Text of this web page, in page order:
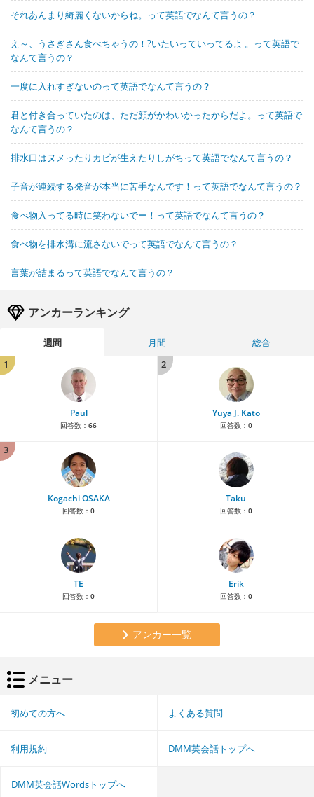
それあんまり綺麗くないからね。って英語でなんて言うの？
え～、うさぎさん食べちゃうの！?いたいっていってるよ 。って英語で
なんて言うの？
一度に入れすぎないのって英語でなんて言うの？
君と付き合っていたのは、ただ顔がかわいかったからだよ。って英語で
なんて言うの？
排水口はヌメったりカビが生えたりしがちって英語でなんて言うの？
子音が連続する発音が本当に苦手なんです！って英語でなんて言うの？
食べ物入ってる時に笑わないでー！って英語でなんて言うの？
食べ物を排水溝に流さないでって英語でなんて言うの？
言葉が詰まるって英語でなんて言うの？
アンカーランキング
週間 月間
総合
1
Paul
回答数： 66
2
Yuya J. Kato
回答数： 0
3
Kogachi OSAKA
回答数： 0
Taku
回答数： 0
TE
回答数： 0
Erik
回答数： 0
アンカー一覧
メニュー
初めての方へ よくある質問
利用規約 DMM英会話トップへ
DMM英会話Wordsトップへ